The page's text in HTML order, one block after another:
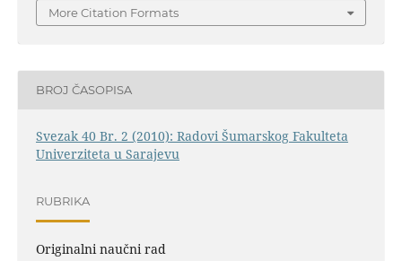
More Citation Formats
BROJ ČASOPISA
Svezak 40 Br. 2 (2010): Radovi Šumarskog Fakulteta
Univerziteta u Sarajevu
RUBRIKA
Originalni naučni rad